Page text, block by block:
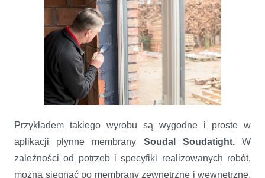
Przykładem takiego wyrobu są wygodne i proste w
aplikacji płynne membrany Soudal Soudatight.W
zależności od potrzeb i specyfiki realizowanych robót,
można sięgnąć po membrany zewnętrzne i wewnętrzne,